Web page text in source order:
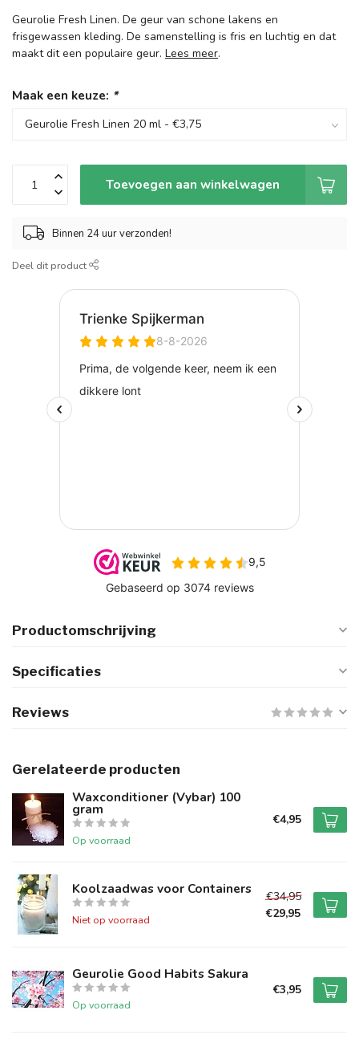
Geurolie Fresh Linen. De geur van schone lakens en
frisgewassen kleding. De samenstelling is fris en luchtig en dat
maakt dit een populaire geur. Lees meer.
Maak een keuze: *
Toevoegen aan winkelwagen
Binnen 24 uur verzonden!
Deel dit product
Productomschrijving
Specificaties
Reviews
Gerelateerde producten
Waxconditioner (Vybar) 100
gram
Op voorraad
€4,95
Koolzaadwas voor Containers
Niet op voorraad
€34,95
€29,95
Geurolie Good Habits Sakura
Op voorraad
€3,95